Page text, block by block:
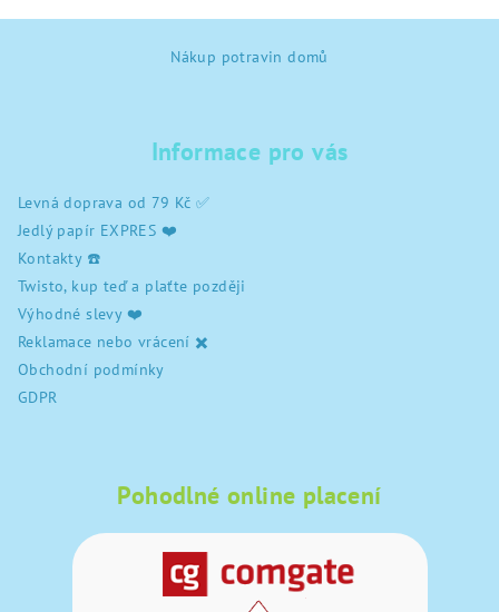
Nákup potravin domů
Informace pro vás
Levná doprava od 79 Kč ✅
Jedlý papír EXPRES ❤️
Kontakty ☎️
Twisto, kup teď a plaťte později
Výhodné slevy ❤️
Reklamace nebo vrácení ✖️
Obchodní podmínky
GDPR
Pohodlné online placení